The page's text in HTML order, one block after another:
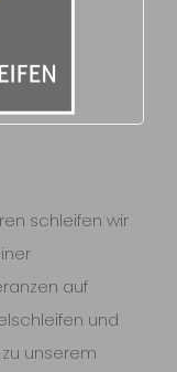
schleifen wir
auf
und
unserem